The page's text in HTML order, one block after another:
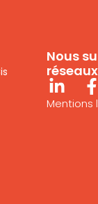
Nous
réseaux
Mentions